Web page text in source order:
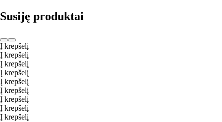
Susiję produktai
Į krepšelį
Į krepšelį
Į krepšelį
Į krepšelį
Į krepšelį
Į krepšelį
Į krepšelį
Į krepšelį
Į krepšelį